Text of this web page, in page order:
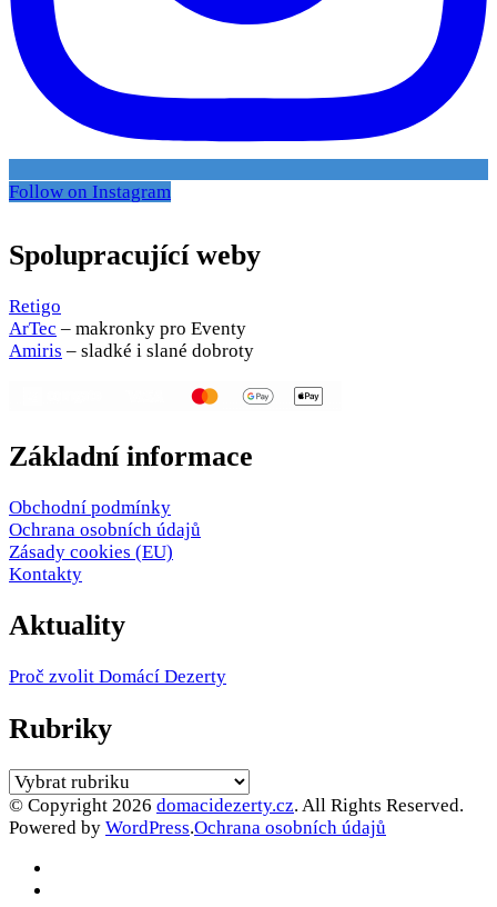
Follow on Instagram
Spolupracující weby
Retigo
ArTec – makronky pro Eventy
Amiris – sladké i slané dobroty
Základní informace
Obchodní podmínky
Ochrana osobních údajů
Zásady cookies (EU)
Kontakty
Aktuality
Proč zvolit Domácí Dezerty
Rubriky
Rubriky
© Copyright 2026 domacidezerty.cz. All Rights Reserved.
Powered by WordPress.Ochrana osobních údajů